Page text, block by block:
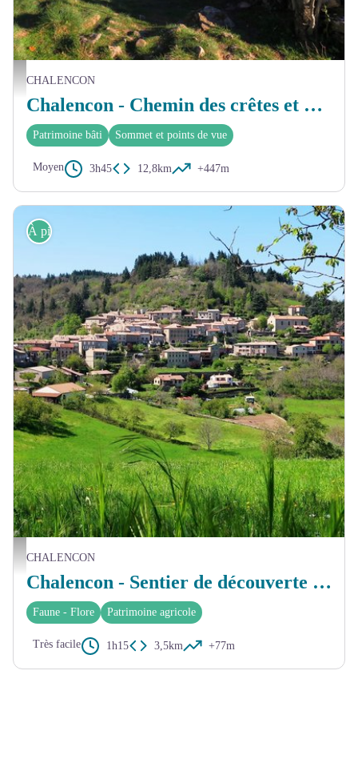
Vue panoramique depuis les hauteurs du village de Chalencon - © Nicolas Garousse
CHALENCON
Chalencon - Chemin des crêtes et des châteaux
Patrimoine bâti Sommet et points de vue
Moyen 3h45 12,8km +447m
Vue sur le village de Chalencon depuis les abords du hameau Ronchevau - © Nicolas
À pied
CHALENCON
Chalencon - Sentier de découverte nature et patrimoine
Faune - Flore Patrimoine agricole
Très facile 1h15 3,5km +77m